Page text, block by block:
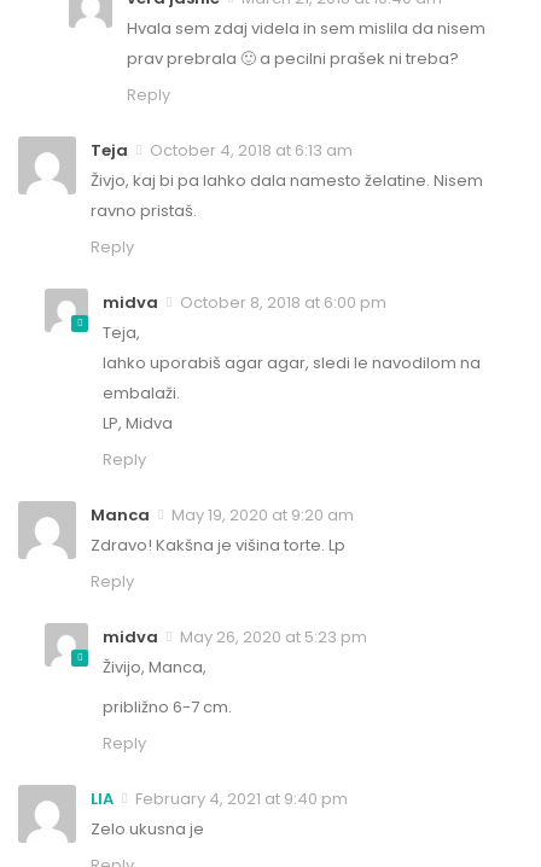
Hvala sem zdaj videla in sem mislila da nisem
prav prebrala 🙂 a pecilni prašek ni treba?
Reply
Teja
October 4, 2018 at 6:13 am
Živjo, kaj bi pa lahko dala namesto želatine. Nisem
ravno pristaš.
Reply
midva
October 8, 2018 at 6:00 pm
Teja,
lahko uporabiš agar agar, sledi le navodilom na
embalaži.
LP, Midva
Reply
Manca
May 19, 2020 at 9:20 am
Zdravo! Kakšna je višina torte. Lp
Reply
midva
May 26, 2020 at 5:23 pm
Živijo, Manca,
približno 6-7 cm.
Reply
LIA
February 4, 2021 at 9:40 pm
Zelo ukusna je